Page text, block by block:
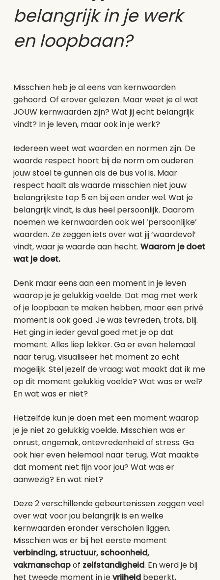
belangrijk in je werk
en loopbaan?
Misschien heb je al eens van kernwaarden
gehoord. Of erover gelezen. Maar weet je al wat
JOUW kernwaarden zijn? Wat jij echt belangrijk
vindt? In je leven, maar ook in je werk?
Iedereen weet wat waarden en normen zijn. De
waarde respect hoort bij de norm om ouderen
jouw stoel te gunnen als de bus vol is. Maar
respect haalt als waarde misschien niet jouw
belangrijkste top 5 en bij een ander wel. Wat je
belangrijk vindt, is dus heel persoonlijk. Daarom
noemen we kernwaarden ook wel ‘persoonlijke’
waarden. Ze zeggen iets over wat jij ‘waardevol’
vindt, waar je waarde aan hecht. Waarom je doet
wat je doet.
Denk maar eens aan een moment in je leven
waarop je je gelukkig voelde. Dat mag met werk
of je loopbaan te maken hebben, maar een privé
moment is ook goed. Je was tevreden, trots, blij.
Het ging in ieder geval goed met je op dat
moment. Alles liep lekker. Ga er even helemaal
naar terug, visualiseer het moment zo echt
mogelijk. Stel jezelf de vraag: wat maakt dat ik me
op dit moment gelukkig voelde? Wat was er wel?
En wat was er niet?
Hetzelfde kun je doen met een moment waarop
je je niet zo gelukkig voelde. Misschien was er
onrust, ongemak, ontevredenheid of stress. Ga
ook hier even helemaal naar terug. Wat maakte
dat moment niet fijn voor jou? Wat was er
aanwezig? En wat niet?
Deze 2 verschillende gebeurtenissen zeggen veel
over wat voor jou belangrijk is en welke
kernwaarden eronder verscholen liggen.
Misschien was er bij het eerste moment
verbinding, structuur, schoonheid,
vakmanschapof zelfstandigheid. En werd je bij
het tweede moment in jevrijheidbeperkt,